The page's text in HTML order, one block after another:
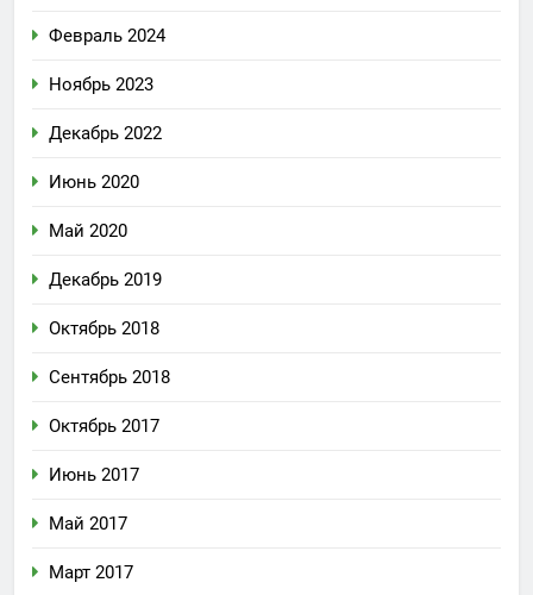
Февраль 2024
Ноябрь 2023
Декабрь 2022
Июнь 2020
Май 2020
Декабрь 2019
Октябрь 2018
Сентябрь 2018
Октябрь 2017
Июнь 2017
Май 2017
Март 2017